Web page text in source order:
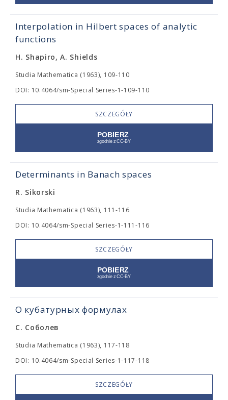
Interpolation in Hilbert spaces of analytic
functions
H. Shapiro, A. Shields
Studia Mathematica (1963), 109-110
DOI: 10.4064/sm-Special Series-1-109-110
SZCZEGÓŁY
Determinants in Banach spaces
R. Sikorski
Studia Mathematica (1963), 111-116
DOI: 10.4064/sm-Special Series-1-111-116
SZCZEGÓŁY
О кубатурных формулах
С. Соболев
Studia Mathematica (1963), 117-118
DOI: 10.4064/sm-Special Series-1-117-118
SZCZEGÓŁY